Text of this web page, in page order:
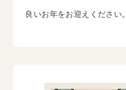
良いお年をお迎えください。